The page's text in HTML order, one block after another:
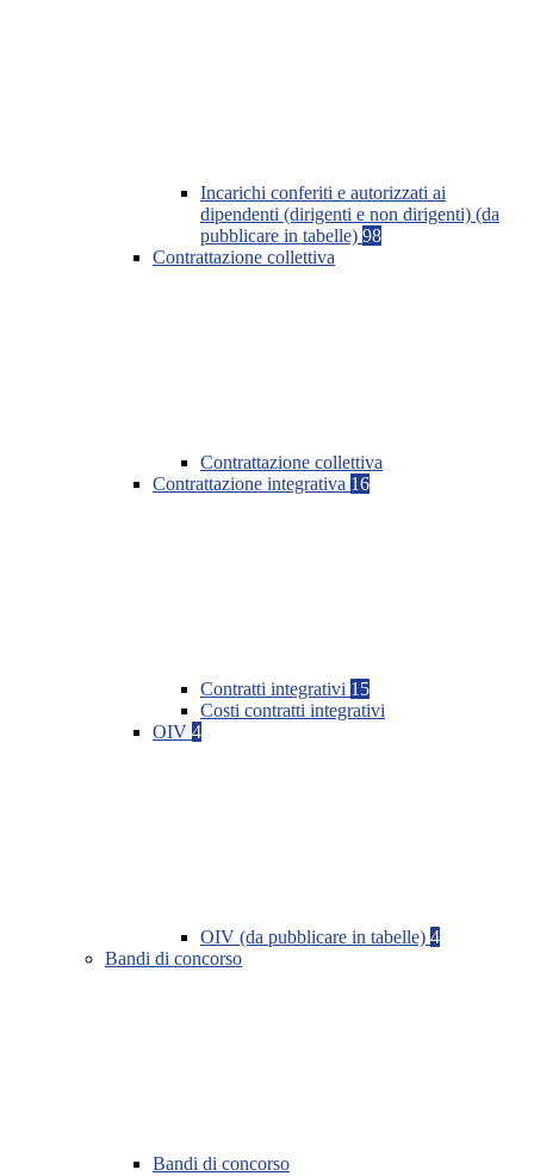
Incarichi conferiti e autorizzati ai
dipendenti (dirigenti e non dirigenti) (da
pubblicare in tabelle) 98
Contrattazione collettiva
Contrattazione collettiva
Contrattazione integrativa 16
Contratti integrativi 15
Costi contratti integrativi
OIV 4
OIV (da pubblicare in tabelle) 4
Bandi di concorso
Bandi di concorso